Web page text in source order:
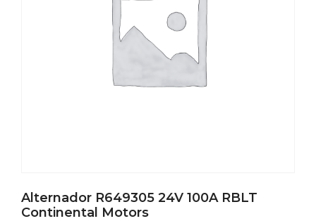
Alternador R649305 24V 100A RBLT
Continental Motors